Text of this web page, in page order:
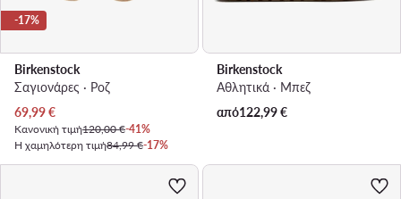
-17%
Birkenstock
Σαγιονάρες · Ροζ
Τρέχουσα τιμή
69,99€
Κανονική τιμή120,00 €-41%
Η χαμηλότερη τιμή84,99 €-17%
Birkenstock
Αθλητικά · Μπεζ
από122,99€